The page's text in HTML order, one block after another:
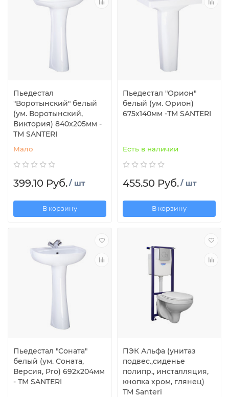
Пьедестал
"Воротынский" белый
(ум. Воротынский,
Виктория) 840x205мм -
ТМ SANTERI
Мало
399.10 Руб./ шт
В корзину
Пьедестал "Орион"
белый (ум. Орион)
675x140мм -ТМ SANTERI
Есть в наличии
455.50 Руб./ шт
В корзину
Пьедестал "Соната"
белый (ум. Соната,
Версия, Pro) 692x204мм
- ТМ SANTERI
ПЭК Альфа (унитаз
подвес.,сиденье
полипр., инсталляция,
кнопка хром, глянец)
ТМ Santeri